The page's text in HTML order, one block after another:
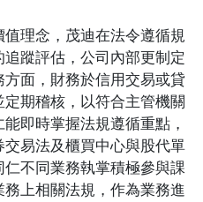
理念，茂迪在法令遵循規
蹤評估，公司內部更制定
面，財務於信用交易或貸
期稽核，以符合主管機關
即時掌握法規遵循重點，
易法及櫃買中心與股代單
不同業務執掌積極參與課
上相關法規，作為業務進